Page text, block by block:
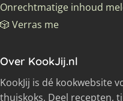
Onrechtmatige inhoud
🎲 Verras me
Over KookJij.nl
KookJij is dé kookwebsite
thuiskoks. Deel recepten,